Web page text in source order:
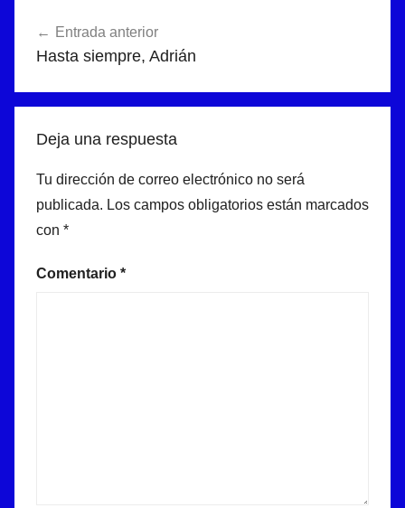
o
o
k
p
p
de
Entrada anterior
Hasta siempre, Adrián
Deja una respuesta
Tu dirección de correo electrónico no será
publicada. Los campos obligatorios están marcados
con *
Comentario *